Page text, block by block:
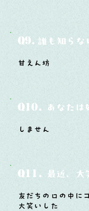
Q9. 誰も知らな
甘えん坊
Q10. あなたは
しません
Q11. 最近、大
友だちの口の中に
大笑いした